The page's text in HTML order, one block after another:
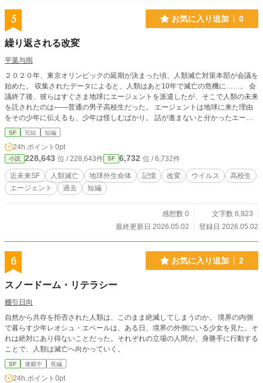
5 お気に入り追加 0
繰り返される改変
平葉与雨
２０２０年、東京オリンピックの延期が決まった頃、人類滅亡対策本部が会議を
始めた。 収集されたデータによると、人類はあと10年で滅亡の危機に……。 会
議終了後、彼らはすぐさま地球にエージェントを派遣したが、そこで人類の未来
を託されたのは——普通の男子高校生だった。 エージェントは地球に来た理由
をその少年に伝えるも、少年は怪しむばかり。 話が進まないと分かったエージ
ェントは少年に質問させることにしたが、その質問が引き金となり、少年は衝撃
の事実を知ることになる……。 エージェントはいったい何者なのか。 そして、
人類はどうなってしまうのか。 この話はフィクションですが、今まさに同じ事
象が起こっていても、全く不思議ではありません。 この世界が何度も改変され
ていたとしても、私たち人間には知る由もないのだから……。 ◆こちらは2023
年1月14日にカクヨムにて投稿した短編です。
SF 完結 短編
24h.ポイント 0pt
小説 228,643 位 / 228,643件 SF 6,732 位 / 6,732件
近未来SF 人類滅亡 地球外生命体 記憶 改変 ウイルス
高校生
エージェント
過去 短編
感想数 0
文字数 6,923
最終更新日 2026.05.02
登録日 2026.05.02
6 お気に入り追加 2
スノードーム・リテラシー
棚引日向
自然から共存を拒否された人類は、このまま絶滅してしまうのか。 境界の内側
で暮らす少年レオシュ・エベールは、ある日、境界の外側にいる少女を見た。そ
れは絶対にあり得ないことだった。それぞれの立場の人間が、身勝手に行動する
ことで、人類は滅亡へ向かっていく。
SF 連載中 長編
24h.ポイント 0pt